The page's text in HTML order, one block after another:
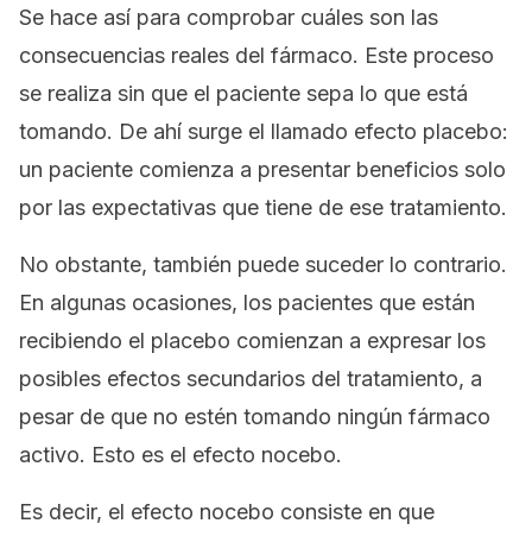
Se hace así para comprobar cuáles son las
consecuencias reales del fármaco. Este proceso
se realiza sin que el paciente sepa lo que está
tomando. De ahí surge el llamado efecto placebo:
un paciente comienza a presentar beneficios solo
por las expectativas que tiene de ese tratamiento.
No obstante, también puede suceder lo contrario.
En algunas ocasiones, los pacientes que están
recibiendo el placebo comienzan a expresar los
posibles efectos secundarios del tratamiento, a
pesar de que no estén tomando ningún fármaco
activo. Esto es el efecto nocebo.
Es decir, el efecto nocebo consiste en que